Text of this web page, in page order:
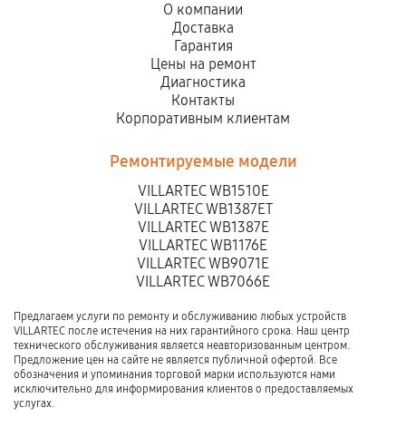
О компании
Доставка
Гарантия
Цены на ремонт
Диагностика
Контакты
Корпоративным клиентам
Ремонтируемые модели
VILLARTEC WB1510E
VILLARTEC WB1387ET
VILLARTEC WB1387E
VILLARTEC WB1176E
VILLARTEC WB9071E
VILLARTEC WB7066E
Предлагаем услуги по ремонту и обслуживанию любых устройств
VILLARTEC после истечения на них гарантийного срока. Наш центр
технического обслуживания является неавторизованным центром.
Предложение цен на сайте не является публичной офертой. Все
обозначения и упоминания торговой марки используются нами
исключительно для информирования клиентов о предоставляемых
услугах.